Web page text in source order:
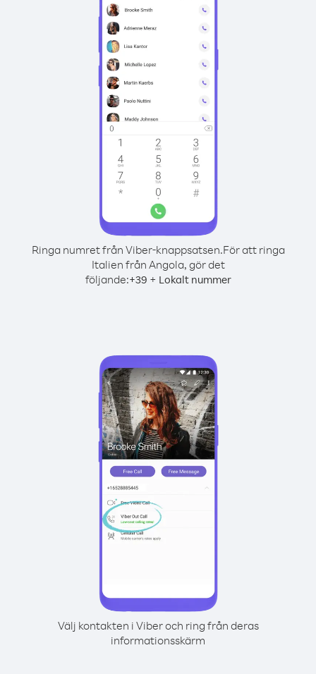
Ringa numret från Viber-knappsatsen.För att ringa
Italien från Angola, gör det
följande:+39 + Lokalt nummer
Välj kontakten i Viber och ring från deras
informationsskärm